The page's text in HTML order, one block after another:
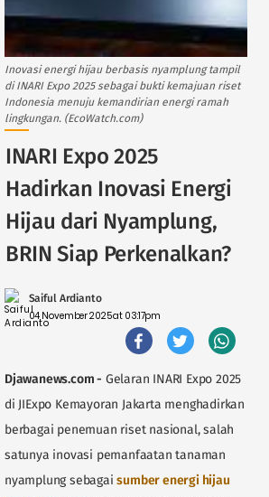
Inovasi energi hijau berbasis nyamplung tampil
di INARI Expo 2025 sebagai bukti kemajuan riset
Indonesia menuju kemandirian energi ramah
lingkungan. (EcoWatch.com)
INARI Expo 2025
Hadirkan Inovasi Energi
Hijau dari Nyamplung,
BRIN Siap Perkenalkan?
Saiful Ardianto
04 November 2025 at 03:17pm
Djawanews.com - Gelaran INARI Expo 2025
di JIExpo Kemayoran Jakarta menghadirkan
berbagai penemuan riset nasional, salah
satunya inovasi pemanfaatan tanaman
nyamplung sebagaisumber energi hijau